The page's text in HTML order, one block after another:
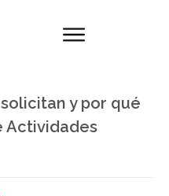
y por qué
Actividades